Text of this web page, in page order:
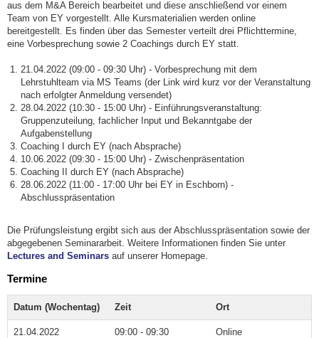
aus dem M&A Bereich bearbeitet und diese anschließend vor einem
Team von EY vorgestellt. Alle Kursmaterialien werden online
bereitgestellt. Es finden über das Semester verteilt drei Pflichttermine,
eine Vorbesprechung sowie 2 Coachings durch EY statt.
21.04.2022 (09:00 - 09:30 Uhr) - Vorbesprechung mit dem
Lehrstuhlteam via MS Teams (der Link wird kurz vor der Veranstaltung
nach erfolgter Anmeldung versendet)
28.04.2022 (10:30 - 15:00 Uhr) - Einführungsveranstaltung:
Gruppenzuteilung, fachlicher Input und Bekanntgabe der
Aufgabenstellung
Coaching I durch EY (nach Absprache)
10.06.2022 (09:30 - 15:00 Uhr) - Zwischenpräsentation
Coaching II durch EY (nach Absprache)
28.06.2022 (11:00 - 17:00 Uhr bei EY in Eschborn) -
Abschlusspräsentation
Die Prüfungsleistung ergibt sich aus der Abschlusspräsentation sowie der
abgegebenen Seminararbeit. Weitere Informationen finden Sie unter
Lectures and Seminars auf unserer Homepage.
Termine
Datum (Wochentag) Zeit Ort
21.04.2022
09:00 - 09:30 Online